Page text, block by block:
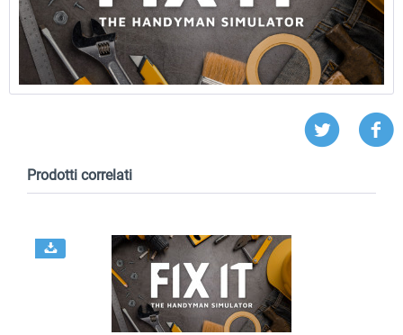
Prodotti correlati